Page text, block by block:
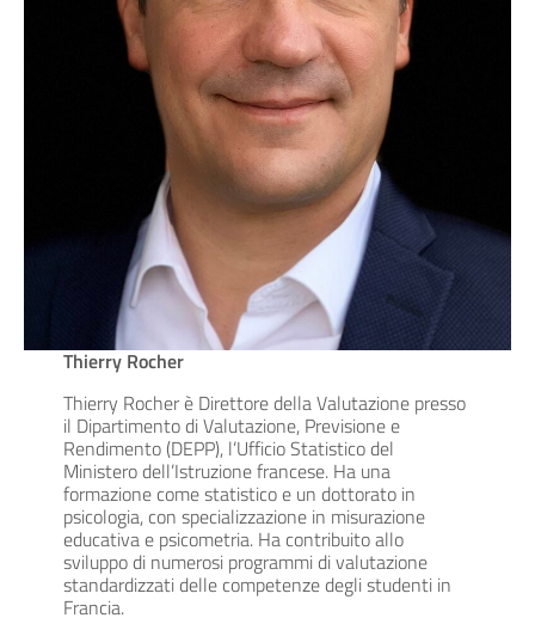
Thierry Rocher
Thierry Rocher è Direttore della Valutazione presso
il Dipartimento di Valutazione, Previsione e
Rendimento (DEPP), l’Ufficio Statistico del
Ministero dell’Istruzione francese. Ha una
formazione come statistico e un dottorato in
psicologia, con specializzazione in misurazione
educativa e psicometria. Ha contribuito allo
sviluppo di numerosi programmi di valutazione
standardizzati delle competenze degli studenti in
Francia.